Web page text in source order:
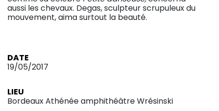
aussi les chevaux. Degas, sculpteur scrupuleux du
mouvement, aima surtout la beauté.
DATE
19/05/2017
LIEU
Bordeaux Athénée amphithéâtre Wrésinski